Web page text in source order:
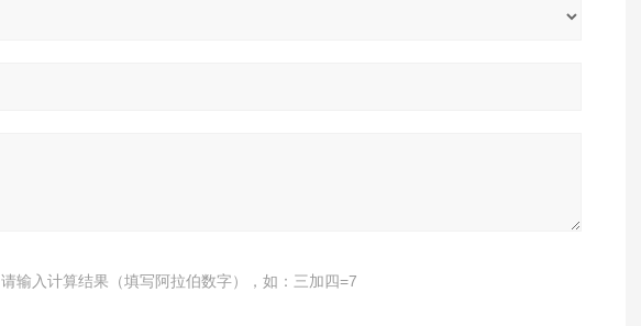
请输入计算结果（填写阿拉伯数字），如：三加四=7